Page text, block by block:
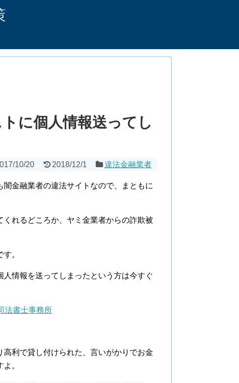
に個人情報送ってし
10/20 2018/12/1 違法金融業者
金融業者の違法サイトなので、まともに
れるどころか、ヤミ金業者からの詐欺被
。
情報を送ってしまったという方は今すぐ
法書士事務所
利で貸し付けられた、言いがかりでお金
。